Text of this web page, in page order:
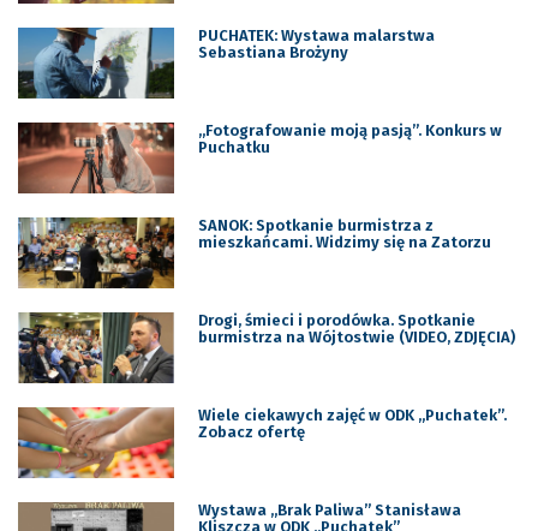
PUCHATEK: Wystawa malarstwa
Sebastiana Brożyny
„Fotografowanie moją pasją”. Konkurs w
Puchatku
SANOK: Spotkanie burmistrza z
mieszkańcami. Widzimy się na Zatorzu
Drogi, śmieci i porodówka. Spotkanie
burmistrza na Wójtostwie (VIDEO, ZDJĘCIA)
Wiele ciekawych zajęć w ODK „Puchatek”.
Zobacz ofertę
Wystawa „Brak Paliwa” Stanisława
Kliszcza w ODK „Puchatek”